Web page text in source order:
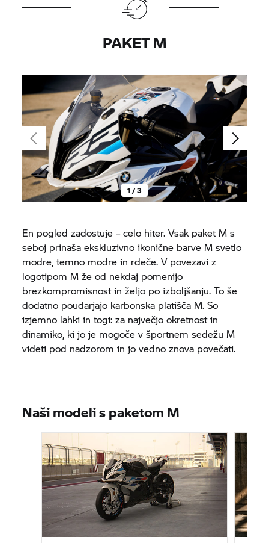
PAKET M
1 / 3
En pogled zadostuje – celo hiter. Vsak paket M s
seboj prinaša ekskluzivno ikonične barve M svetlo
modre, temno modre in rdeče. V povezavi z
logotipom M že od nekdaj pomenijo
brezkompromisnost in željo po izboljšanju. To še
dodatno poudarjajo karbonska platišča M. So
izjemno lahki in togi: za največjo okretnost in
dinamiko, ki jo je mogoče v športnem sedežu M
videti pod nadzorom in jo vedno znova povečati.
Naši modeli s paketom M